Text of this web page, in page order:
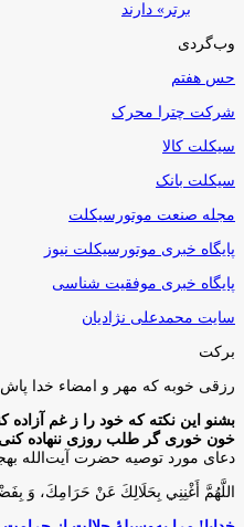
برتر» دارند
وب‌گردی
حس هفتم
شرکت چترا محرک
سیکلت کالا
سیکلت بانک
مجله صنعت موتورسیکلت
پایگاه خبری موتورسیکلت نیوز
پایگاه خبری موفقیت شناسی
سایت محمدعلی نژادیان
برکت
رزقی خوبه كه مهر و امضاء خدا
بشنو این نکته که خود را ز غم آزاده
خون خوری گر طلب روزی ننهاده کنی
دعای مورد توصیه حضرت آیت‌الله
اللَّهُمَّ أَغْنِنِي بِحَلَالِكَ عَنْ حَرَامِكَ، وَ